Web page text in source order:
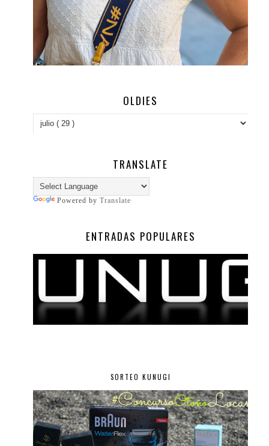
OLDIES
TRANSLATE
Powered by Translate
ENTRADAS POPULARES
SORTEO KUNUGI